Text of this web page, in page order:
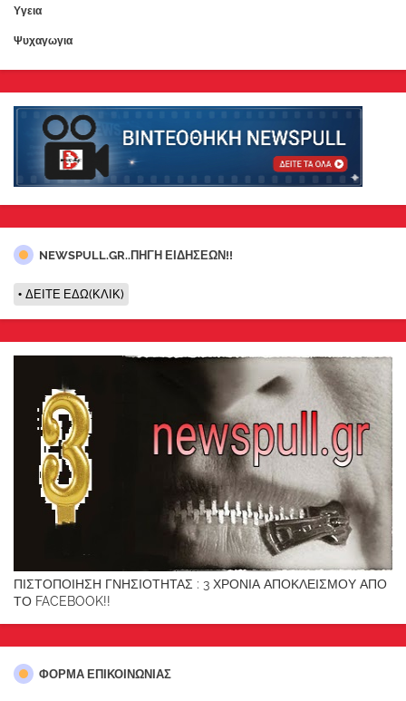
Υγεια
Ψυχαγωγια
NEWSPULL.GR..ΠΗΓΗ ΕΙΔΗΣΕΩΝ!!
ΔΕΙΤΕ ΕΔΩ(ΚΛΙΚ)
ΠΙΣΤΟΠΟΙΗΣΗ ΓΝΗΣΙΟΤΗΤΑΣ : 3 ΧΡΟΝΙΑ ΑΠΟΚΛΕΙΣΜΟΥ ΑΠΟ
ΤΟ FACEBOOK!!
ΦΌΡΜΑ ΕΠΙΚΟΙΝΩΝΊΑΣ